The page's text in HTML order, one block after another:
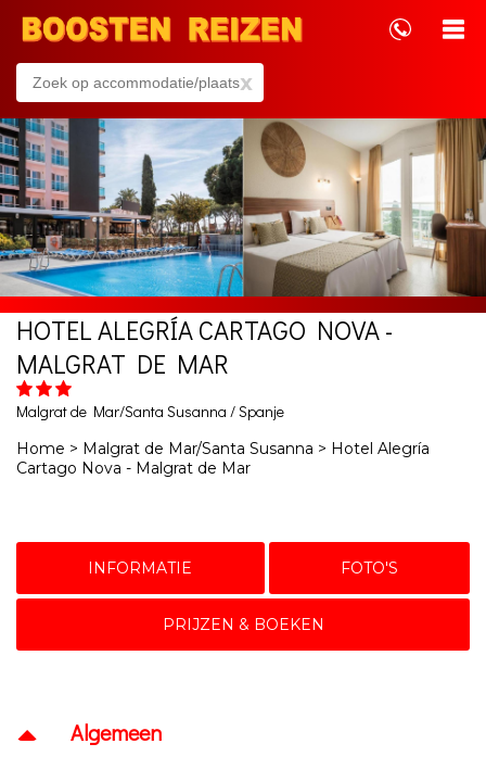
x
HOTEL ALEGRÍA CARTAGO NOVA -
MALGRAT DE MAR
Malgrat de Mar/Santa Susanna / Spanje
Home > Malgrat de Mar/Santa Susanna > Hotel Alegría
Cartago Nova - Malgrat de Mar
INFORMATIE FOTO'S
PRIJZEN & BOEKEN
Algemeen